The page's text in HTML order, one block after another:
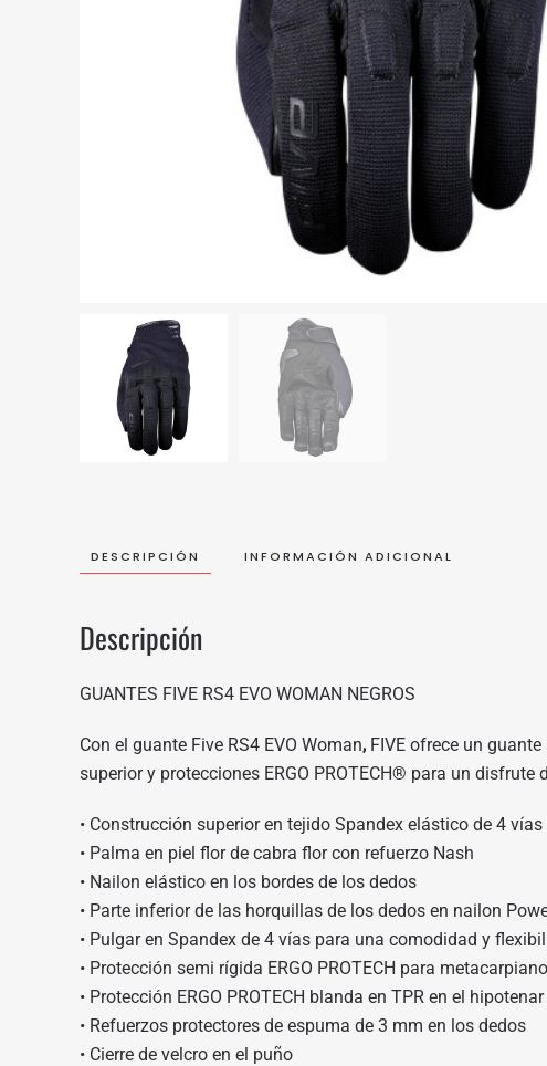
DESCRIPCIÓN INFORMACIÓN ADICIONAL
Descripción
GUANTES FIVE RS4 EVO WOMAN NEGROS
Con el guante Five RS4 EVO Woman, FIVE ofrece un
superior y protecciones ERGO PROTECH® para un
• Construcción superior en tejido Spandex elástico de 4 vías
• Palma en piel flor de cabra flor con refuerzo Nash
• Nailon elástico en los bordes de los dedos
• Parte inferior de las horquillas de los dedos en nailon
• Pulgar en Spandex de 4 vías para una comodidad y
• Protección semi rígida ERGO PROTECH para
• Protección ERGO PROTECH blanda en TPR en el
• Refuerzos protectores de espuma de 3 mm en los dedos
• Cierre de velcro en el puño